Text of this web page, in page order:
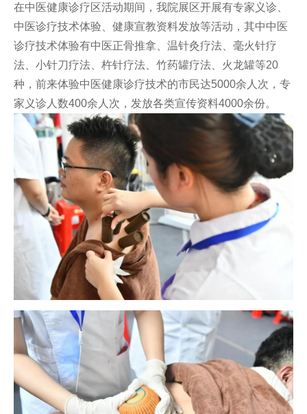
在中医健康诊疗区活动期间，我院展区开展有专家义诊、
中医诊疗技术体验、健康宣教资料发放等活动，其中中医
诊疗技术体验有中医正骨推拿、温针灸疗法、毫火针疗
法、小针刀疗法、杵针疗法、竹药罐疗法、火龙罐等20
种，前来体验中医健康诊疗技术的市民达5000余人次，专
家义诊人数400余人次，发放各类宣传资料4000余份。